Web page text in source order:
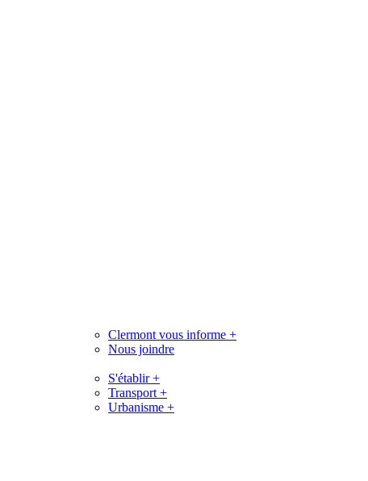
Clermont vous informe +
Nous joindre
S'établir+
Transport +
Urbanisme +